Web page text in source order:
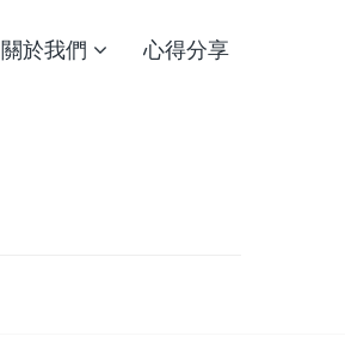
關於我們 心得分享